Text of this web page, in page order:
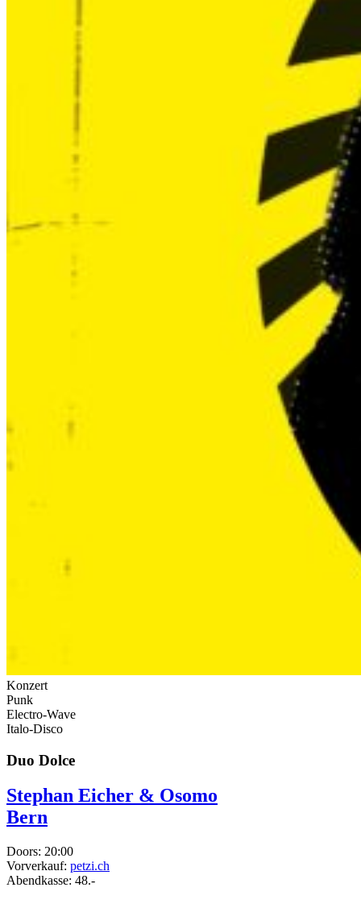
Konzert
Punk
Electro-Wave
Italo-Disco
Duo Dolce
Stephan Eicher & Osomo
Bern
Doors: 20:00
Vorverkauf: petzi.ch
Abendkasse: 48.-